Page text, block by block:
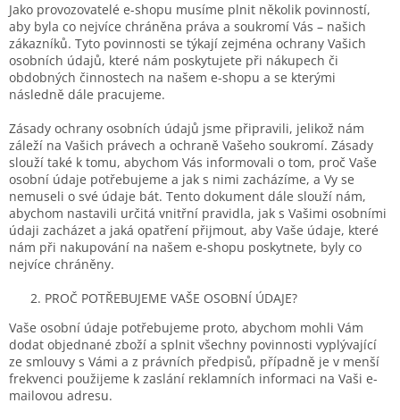
Jako provozovatelé e-shopu musíme plnit několik povinností,
aby byla co nejvíce chráněna práva a soukromí Vás – našich
zákazníků. Tyto povinnosti se týkají zejména ochrany Vašich
osobních údajů, které nám poskytujete při nákupech či
obdobných činnostech na našem e-shopu a se kterými
následně dále pracujeme.
Zásady ochrany osobních údajů jsme připravili, jelikož nám
záleží na Vašich právech a ochraně Vašeho soukromí. Zásady
slouží také k tomu, abychom Vás informovali o tom, proč Vaše
osobní údaje potřebujeme a jak s nimi zacházíme, a Vy se
nemuseli o své údaje bát. Tento dokument dále slouží nám,
abychom nastavili určitá vnitřní pravidla, jak s Vašimi osobními
údaji zacházet a jaká opatření přijmout, aby Vaše údaje, které
nám při nakupování na našem e-shopu poskytnete, byly co
nejvíce chráněny.
PROČ POTŘEBUJEME VAŠE OSOBNÍ ÚDAJE?
Vaše osobní údaje potřebujeme proto, abychom mohli Vám
dodat objednané zboží a splnit všechny povinnosti vyplývající
ze smlouvy s Vámi a z právních předpisů, případně je v menší
frekvenci použijeme k zaslání reklamních informaci na Vaši e-
mailovou adresu.